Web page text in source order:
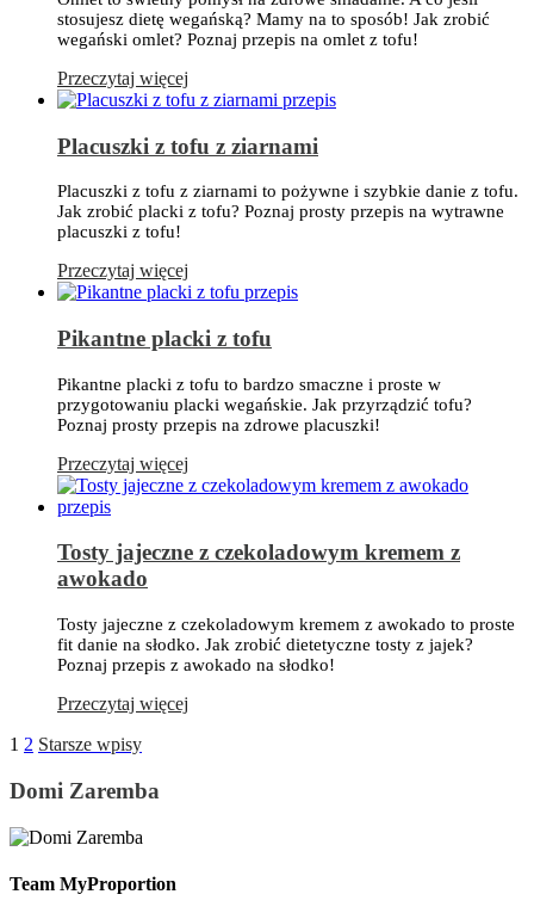
stosujesz dietę wegańską? Mamy na to sposób! Jak zrobić
wegański omlet? Poznaj przepis na omlet z tofu!
Przeczytaj więcej
Placuszki z tofu z ziarnami
Placuszki z tofu z ziarnami to pożywne i szybkie danie z tofu.
Jak zrobić placki z tofu? Poznaj prosty przepis na wytrawne
placuszki z tofu!
Przeczytaj więcej
Pikantne placki z tofu
Pikantne placki z tofu to bardzo smaczne i proste w
przygotowaniu placki wegańskie. Jak przyrządzić tofu?
Poznaj prosty przepis na zdrowe placuszki!
Przeczytaj więcej
Tosty jajeczne z czekoladowym kremem z
awokado
Tosty jajeczne z czekoladowym kremem z awokado to proste
fit danie na słodko. Jak zrobić dietetyczne tosty z jajek?
Poznaj przepis z awokado na słodko!
Przeczytaj więcej
1 2 Starsze wpisy
Domi Zaremba
Team MyProportion